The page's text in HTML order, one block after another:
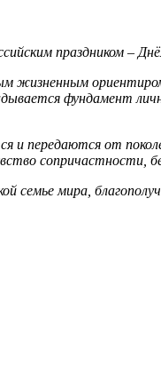
праздником –
жизненным
фундамент
и передаются от
сопричастности,
семье мира,